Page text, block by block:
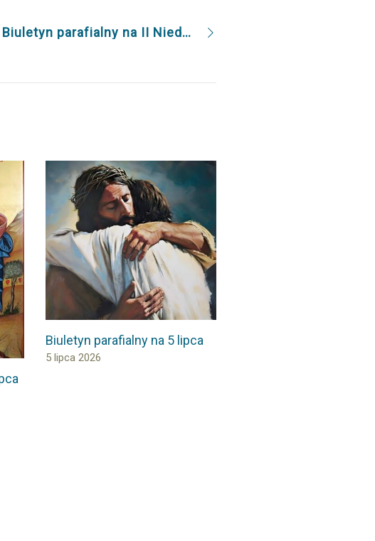
Biuletyn parafialny na II Niedziela Wielkiego Postu 21.2.2016
Biuletyn parafialny na 5 lipca
5 lipca 2026